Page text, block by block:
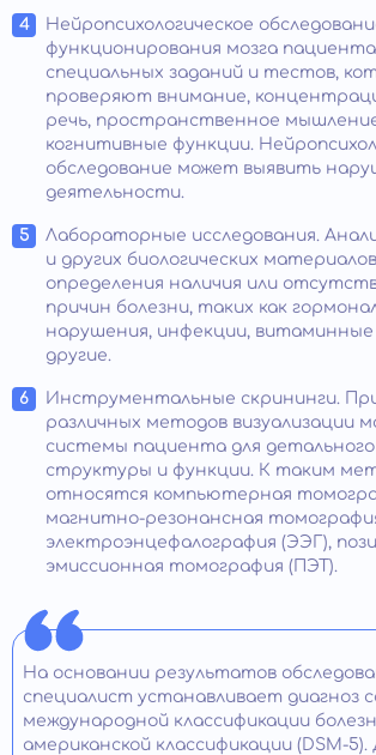
Нейропсихологическое
функционирования мозга
специальных заданий и тестов,
проверяют внимание,
речь, пространственное
когнитивные функции.
обследование может выявить
деятельности.
Лабораторные исследования.
и других биологических
определения наличия или
причин болезни, таких как
нарушения, инфекции,
другие.
Инструментальные скрининги.
различных методов визуализации
системы пациента для детального
структуры и функции. К таким
относятся компьютерная
магнитно-резонансная
электроэнцефалография (ЭЭГ),
эмиссионная томография (ПЭТ).
На основании результатов
специалист устанавливает диагноз
международной классификации
американской классификации (DSM-